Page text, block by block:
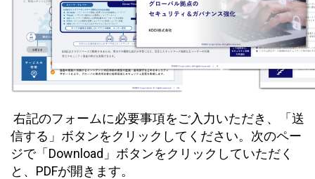
右記のフォームに必要事項をご入力いただき、「送
信する」ボタンをクリックしてください。次のペー
ジで「Download」ボタンをクリックしていただく
と、PDFが開きます。